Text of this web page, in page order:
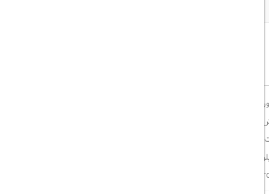
اقامتگاه با رستوران، پارکینگ اختصاصی رایگان، استخر روباز و مرکز تناسب اندام است.
اختصاصی با بید را در اختیار مهمانان قرار می دهد. اتاق‌های